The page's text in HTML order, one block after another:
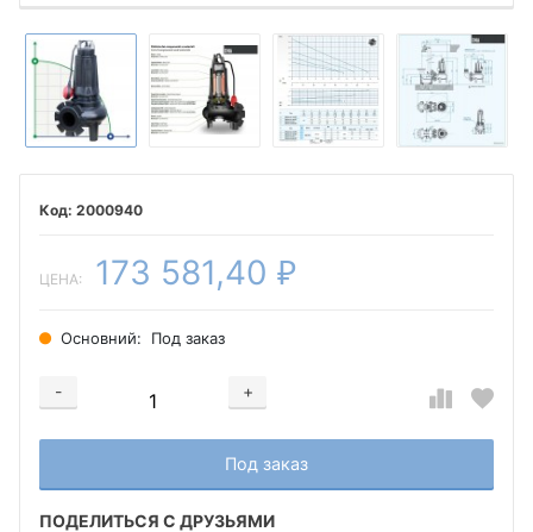
2000940
ЦЕНА: 173 581,40 ₽
Основний: Под заказ
-
+
Добавляется...
Под заказ
Добавлен
ПОДЕЛИТЬСЯ С ДРУЗЬЯМИ